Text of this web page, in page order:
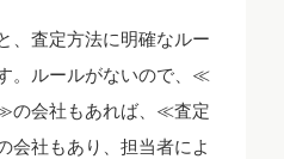
、査定方法に明確なルー
。ルールがないので、≪
の会社もあれば、≪査定
社もあり、担当者によ